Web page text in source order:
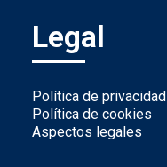
Legal
Política de privacidad
Política de cookies
Aspectos legales